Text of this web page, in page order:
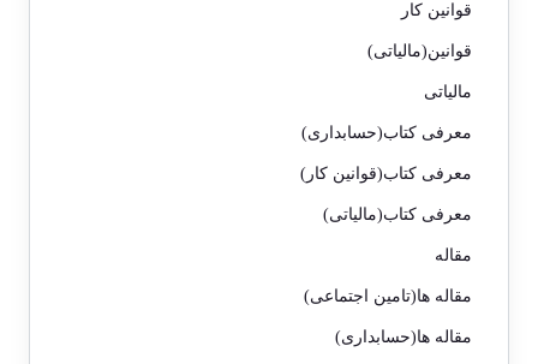
قوانین کار
قوانین(مالیاتی)
مالیاتی
معرفی کتاب(حسابداری)
معرفی کتاب(قوانین کار)
معرفی کتاب(مالیاتی)
مقاله
مقاله ها(تامین اجتماعی)
مقاله ها(حسابداری)